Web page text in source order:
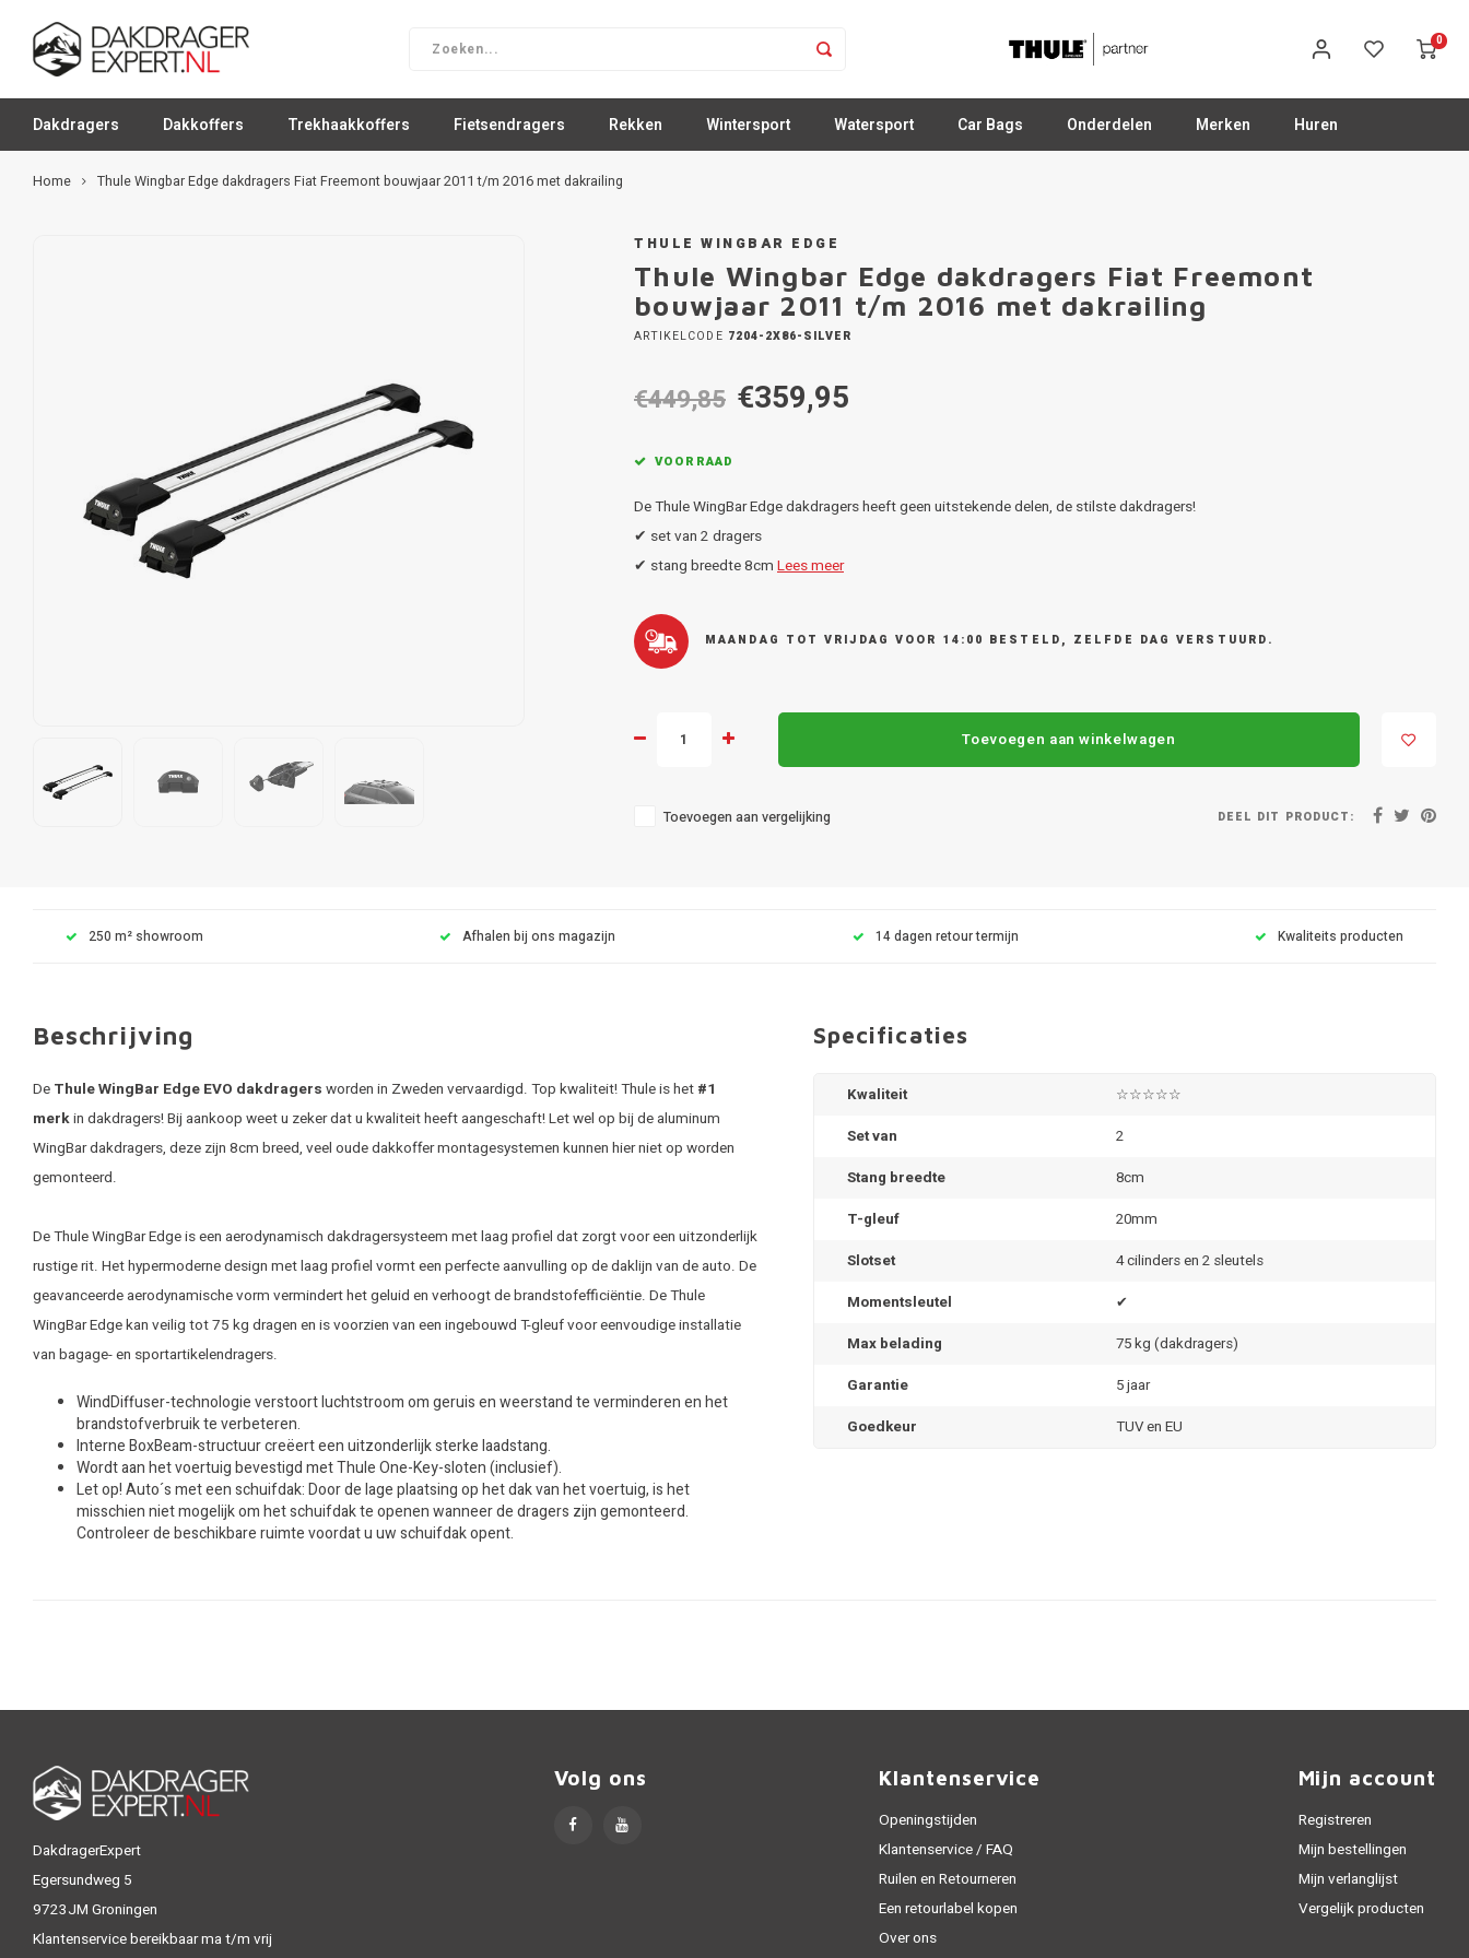
0
Dakdragers Dakkoffers Trekhaakkoffers Fietsendragers Rekken Wintersport Watersport Car Bags Onderdelen Merken Huren
Home Thule Wingbar Edge dakdragers Fiat Freemont bouwjaar 2011 t/m 2016 met dakrailing
THULE WINGBAR EDGE
Thule Wingbar Edge dakdragers Fiat Freemont
bouwjaar 2011 t/m 2016 met dakrailing
ARTIKELCODE 7204-2X86-SILVER
€449,85 €359,95
VOORRAAD
De Thule WingBar Edge dakdragers heeft geen uitstekende delen, de stilste dakdragers!
✔ set van 2 dragers
✔ stang breedte 8cm Lees meer
MAANDAG TOT VRIJDAG VOOR 14:00 BESTELD, ZELFDE DAG VERSTUURD.
Toevoegen aan winkelwagen
Toevoegen aan vergelijking DEEL DIT PRODUCT:
250 m² showroom Afhalen bij ons magazijn 14 dagen retour termijn Kwaliteits producten
Beschrijving
De Thule WingBar Edge EVO dakdragers worden in Zweden vervaardigd. Top kwaliteit! Thule is het #1
merkin dakdragers! Bij aankoop weet u zeker dat u kwaliteit heeft aangeschaft! Let wel op bij de aluminum
WingBar dakdragers, deze zijn 8cm breed, veel oude dakkoffer montagesystemen kunnen hier niet op worden
gemonteerd.
De Thule WingBar Edge is een aerodynamisch dakdragersysteem met laag profiel dat zorgt voor een uitzonderlijk
rustige rit. Het hypermoderne design met laag profiel vormt een perfecte aanvulling op de daklijn van de auto. De
geavanceerde aerodynamische vorm vermindert het geluid en verhoogt de brandstofefficiëntie. De Thule
WingBar Edge kan veilig tot 75 kg dragen en is voorzien van een ingebouwd T-gleuf voor eenvoudige installatie
van bagage- en sportartikelendragers.
WindDiffuser-technologie verstoort luchtstroom om geruis en weerstand te verminderen en het
brandstofverbruik te verbeteren.
Interne BoxBeam-structuur creëert een uitzonderlijk sterke laadstang.
Wordt aan het voertuig bevestigd met Thule One-Key-sloten (inclusief).
Let op! Auto´s met een schuifdak: Door de lage plaatsing op het dak van het voertuig, is het
misschien niet mogelijk om het schuifdak te openen wanneer de dragers zijn gemonteerd.
Controleer de beschikbare ruimte voordat u uw schuifdak opent.
Specificaties
Kwaliteit
☆☆☆☆☆
Set van
2
Stang breedte
8cm
T-gleuf
20mm
Slotset
4 cilinders en 2 sleutels
Momentsleutel
✔
Max belading
75 kg (dakdragers)
Garantie
5 jaar
Goedkeur
TUV en EU
DakdragerExpert
Egersundweg 5
9723JM Groningen
Klantenservice bereikbaar ma t/m vrij
Volg ons Klantenservice
Openingstijden
Klantenservice / FAQ
Ruilen en Retourneren
Een retourlabel kopen
Over ons
Mijn account
Registreren
Mijn bestellingen
Mijn verlanglijst
Vergelijk producten